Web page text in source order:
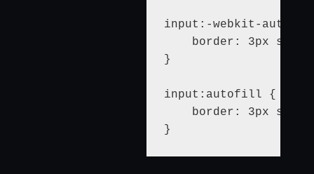
input:-webkit-
border: 3px
}
input:autofill {
border: 3px